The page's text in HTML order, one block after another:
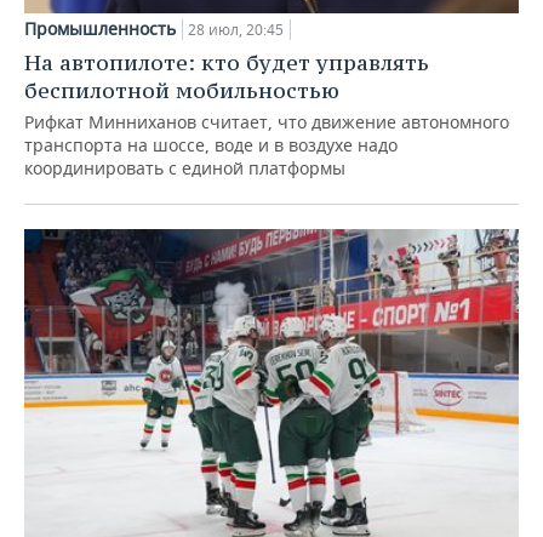
Промышленность 28 июл, 20:45
На автопилоте: кто будет управлять
беспилотной мобильностью
Рифкат Минниханов считает, что движение автономного
транспорта на шоссе, воде и в воздухе надо
координировать с единой платформы